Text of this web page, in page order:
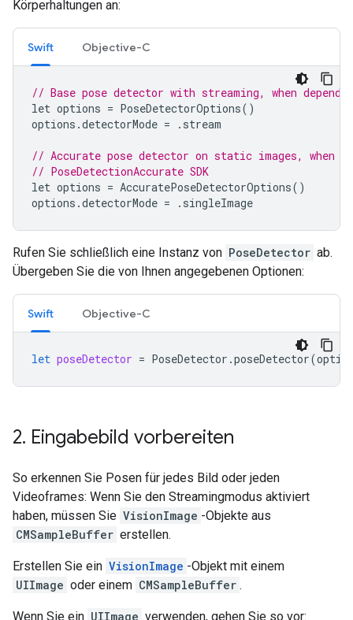
Körperhaltungen an:
Swift Objective-C
// Base pose detector with streaming, when
let options = PoseDetectorOptions()
options .detectorMode = . stream
// Accurate pose detector on static images, when
// PoseDetectionAccurate SDK
let options = AccuratePoseDetectorOptions()
options .detectorMode = . singleImage
Rufen Sie schließlich eine Instanz von PoseDetector ab.
Übergeben Sie die von Ihnen angegebenen Optionen:
Swift Objective-C
let poseDetector = PoseDetector .poseDetector(
2. Eingabebild vorbereiten
So erkennen Sie Posen für jedes Bild oder jeden
Videoframes: Wenn Sie den Streamingmodus aktiviert
haben, müssen Sie VisionImage -Objekte aus
CMSampleBuffer erstellen.
Erstellen Sie ein VisionImage -Objekt mit einem
UIImage oder einem CMSampleBuffer .
Wenn Sie ein UIImage verwenden, gehen Sie so vor: